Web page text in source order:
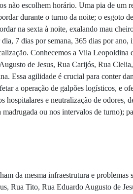
não escolhem horário. Uma pia de um
durante o turno da noite; o esgoto
na sexta à noite, exalando mau
7 dias por semana, 365 dias por ano,
Conhecemos a Vila Leopoldina
de Jesus, Rua Carijós, Rua
Essa agilidade é crucial para conter
a operação de galpões logísticos, e
hospitalares e neutralização de odores,
ou nos intervalos de turno);
da mesma infraestrutura e problemas
Rua Tito, Rua Eduardo Augusto de